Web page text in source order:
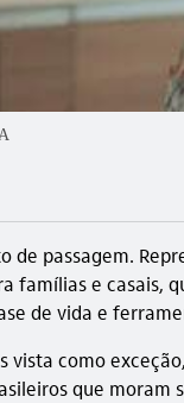
de passagem.
famílias e casais,
de vida e
vista como
que moram